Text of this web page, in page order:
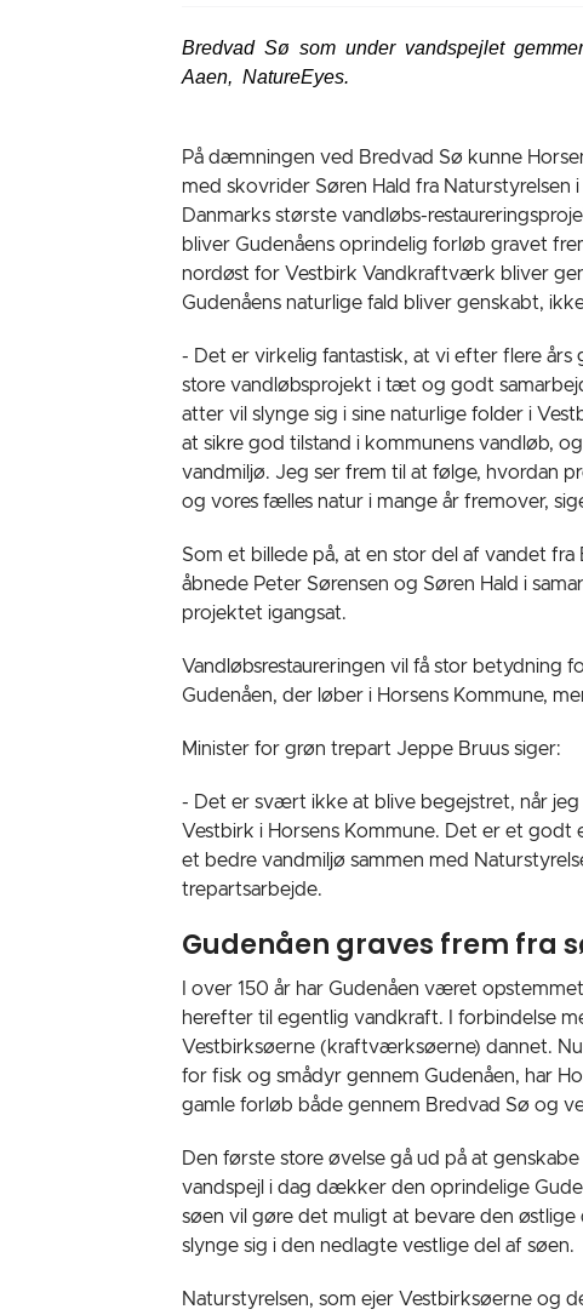
Bredvad Sø som under vandspejlet
Aaen, NatureEyes.
På dæmningen ved Bredvad Sø kunne
med skovrider Søren Hald fra
Danmarks største vandløbs-
bliver Gudenåens oprindelig forløb gravet
nordøst for Vestbirk Vandkraftværk bliver
Gudenåens naturlige fald bliver genskabt,
- Det er virkelig fantastisk, at vi efter flere
store vandløbsprojekt i tæt og godt
atter vil slynge sig i sine naturlige folder i
at sikre god tilstand i kommunens vandløb,
vandmiljø. Jeg ser frem til at følge, hvordan
og vores fælles natur i mange år fremover,
Som et billede på, at en stor del af vandet
åbnede Peter Sørensen og Søren Hald i
projektet igangsat.
Vandløbsrestaureringen vil få stor betydning
Gudenåen, der løber i Horsens Kommune,
Minister for grøn trepart Jeppe Bruus siger:
- Det er svært ikke at blive begejstret, når
Vestbirk i Horsens Kommune. Det er et godt
et bedre vandmiljø sammen med
trepartsarbejde.
Gudenåen graves frem fra
I over 150 år har Gudenåen været
herefter til egentlig vandkraft. I forbindelse
Vestbirksøerne (kraftværksøerne) dannet. Nu
for fisk og smådyr gennem Gudenåen, har
gamle forløb både gennem Bredvad Sø og
Den første store øvelse gå ud på at
vandspejl i dag dækker den oprindelige
søen vil gøre det muligt at bevare den
slynge sig i den nedlagte vestlige del af søen.
Naturstyrelsen, som ejer Vestbirksøerne og